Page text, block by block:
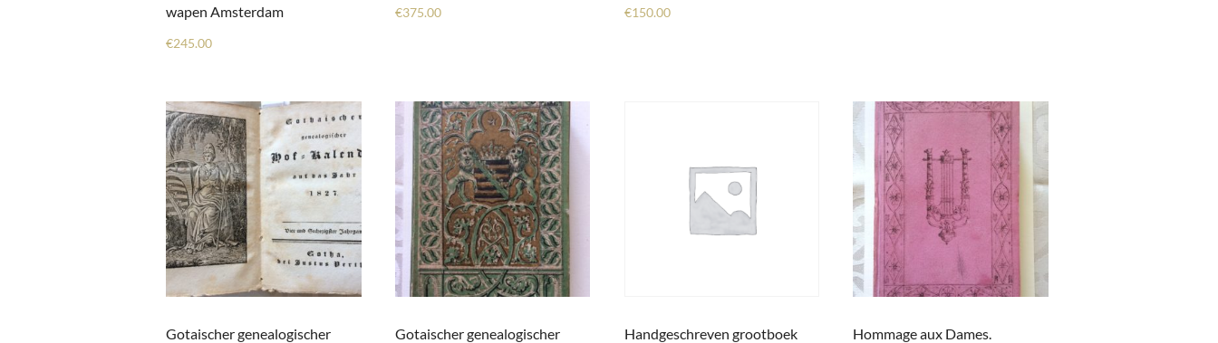
wapen Amsterdam
€245.00
€375.00 €150.00
Gotaischer genealogischer
Gotaischer genealogischer
Handgeschreven grootboek
Hommage aux Dames.